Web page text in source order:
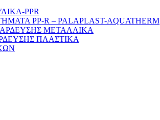
PPR
PP-R – PALAPLAST-AQUATHERM
ΜΕΤΑΛΛΙΚΑ
ΠΛΑΣΤΙΚΑ